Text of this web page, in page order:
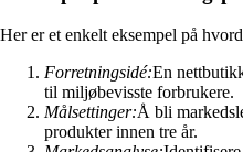
Her er et enkelt eksempel på
Forretningsidé:En
til miljøbevisste forbrukere.
Målsettinger:Å bli
produkter innen tre år.